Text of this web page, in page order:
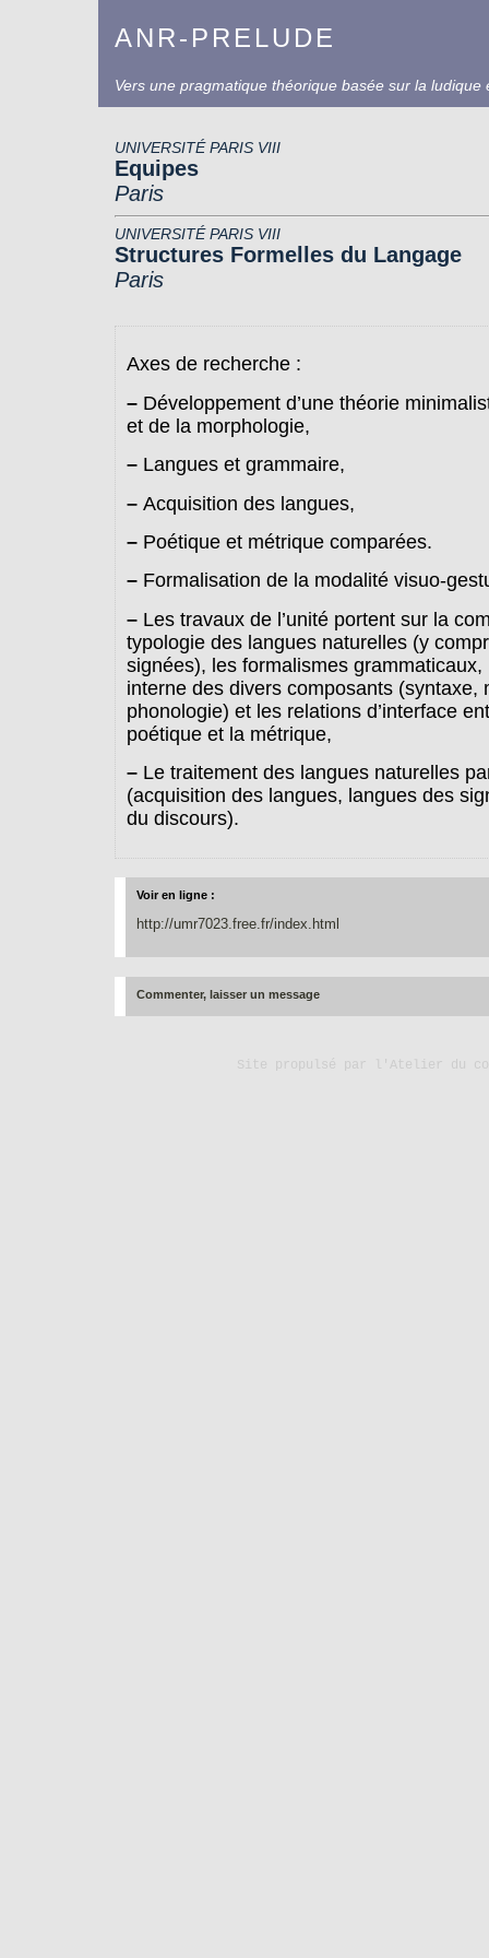
ANR-PRELUDE
Vers une pragmatique théorique basée sur la ludique
UNIVERSITÉ PARIS VIII
Equipes
Paris
UNIVERSITÉ PARIS VIII
Structures Formelles du Langage
Paris
Axes de recherche :
– Développement d’une théorie
et de la morphologie,
– Langues et grammaire,
– Acquisition des langues,
– Poétique et métrique comparées.
– Formalisation de la modalité visuo-
– Les travaux de l’unité portent sur la
typologie des langues naturelles (y
signées), les formalismes grammaticaux,
interne des divers composants (syntaxe,
phonologie) et les relations d’interface
poétique et la métrique,
– Le traitement des langues naturelles
(acquisition des langues, langues des
du discours).
Voir en ligne :
http://umr7023.free.fr/index.html
Commenter, laisser un message
Site propulsé par l'Atelier du